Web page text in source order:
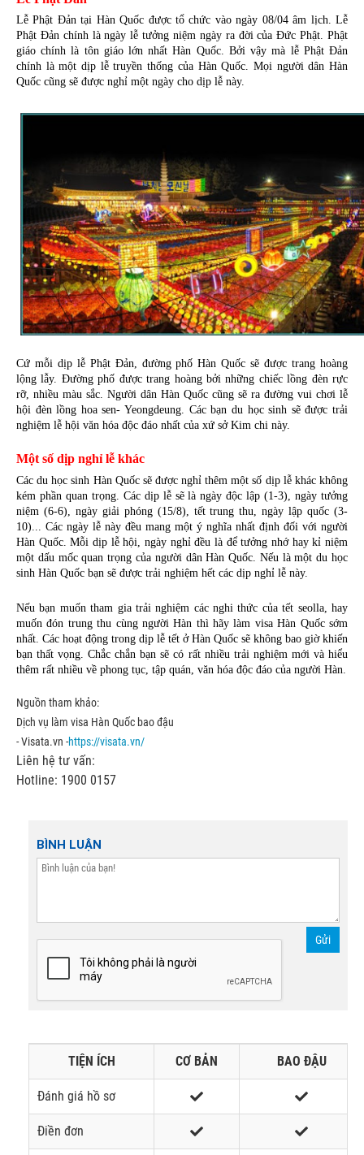
Lễ Phật Đản tại Hàn Quốc được tổ chức vào ngày 08/04 âm lịch. Lễ
Phật Đản chính là ngày lễ tưởng niệm ngày ra đời của Đức Phật. Phật
giáo chính là tôn giáo lớn nhất Hàn Quốc. Bởi vậy mà lễ Phật Đản
chính là một dịp lễ truyền thống của Hàn Quốc. Mọi người dân Hàn
Quốc cũng sẽ được nghỉ một ngày cho dịp lễ này.
Cứ mỗi dịp lễ Phật Đản, đường phố Hàn Quốc sẽ được trang hoàng
lộng lẫy. Đường phố được trang hoàng bởi những chiếc lồng đèn rực
rỡ, nhiều màu sắc. Người dân Hàn Quốc cũng sẽ ra đường vui chơi lễ
hội đèn lồng hoa sen- Yeongdeung. Các bạn du học sinh sẽ được trải
nghiệm lễ hội văn hóa độc đáo nhất của xứ sở Kim chi này.
Một số dịp nghỉ lễ khác
Các du học sinh Hàn Quốc sẽ được nghỉ thêm một số dịp lễ khác không
kém phần quan trọng. Các dịp lễ sẽ là ngày độc lập (1-3), ngày tưởng
niệm (6-6), ngày giải phóng (15/8), tết trung thu, ngày lập quốc (3-
10)... Các ngày lễ này đều mang một ý nghĩa nhất định đối với người
Hàn Quốc. Mỗi dịp lễ hội, ngày nghỉ đều là để tưởng nhớ hay kỉ niệm
một dấu mốc quan trọng của người dân Hàn Quốc. Nếu là một du học
sinh Hàn Quốc bạn sẽ được trải nghiệm hết các dịp nghỉ lễ này.
Nếu bạn muốn tham gia trải nghiệm các nghi thức của tết seolla, hay
muốn đón trung thu cùng người Hàn thì hãy làm visa Hàn Quốc sớm
nhất. Các hoạt động trong dịp lễ tết ở Hàn Quốc sẽ không bao giờ khiến
bạn thất vọng. Chắc chắn bạn sẽ có rất nhiều trải nghiệm mới và hiểu
thêm rất nhiều về phong tục, tập quán, văn hóa độc đáo của người Hàn.
Nguồn tham khảo:
Dịch vụ làm visa Hàn Quốc bao đậu
- Visata.vn -https://visata.vn/
Liên hệ tư vấn:
Hotline: 1900 0157
BÌNH LUẬN
Gửi
TIỆN ÍCH CƠ BẢN BAO ĐẬU
Đánh giá hồ sơ
Điền đơn